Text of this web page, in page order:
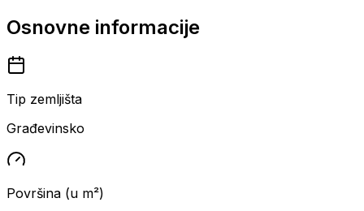
Osnovne informacije
Tip zemljišta
Građevinsko
Površina (u m²)